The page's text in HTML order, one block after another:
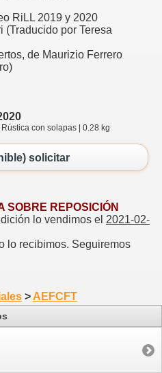
RiLL 2019 y 2020
(Traducido por Teresa
de Maurizio Ferrero
con solapas | 0.28 kg
solicitar
SOBRE REPOSICIÓN
lo vendimos el 2021-02-
lo recibimos. Seguiremos
>AEFCFT